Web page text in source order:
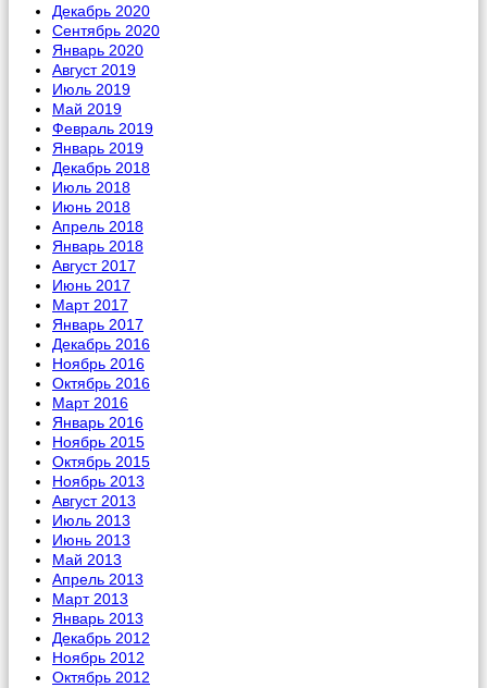
Декабрь 2020
Сентябрь 2020
Январь 2020
Август 2019
Июль 2019
Май 2019
Февраль 2019
Январь 2019
Декабрь 2018
Июль 2018
Июнь 2018
Апрель 2018
Январь 2018
Август 2017
Июнь 2017
Март 2017
Январь 2017
Декабрь 2016
Ноябрь 2016
Октябрь 2016
Март 2016
Январь 2016
Ноябрь 2015
Октябрь 2015
Ноябрь 2013
Август 2013
Июль 2013
Июнь 2013
Май 2013
Апрель 2013
Март 2013
Январь 2013
Декабрь 2012
Ноябрь 2012
Октябрь 2012